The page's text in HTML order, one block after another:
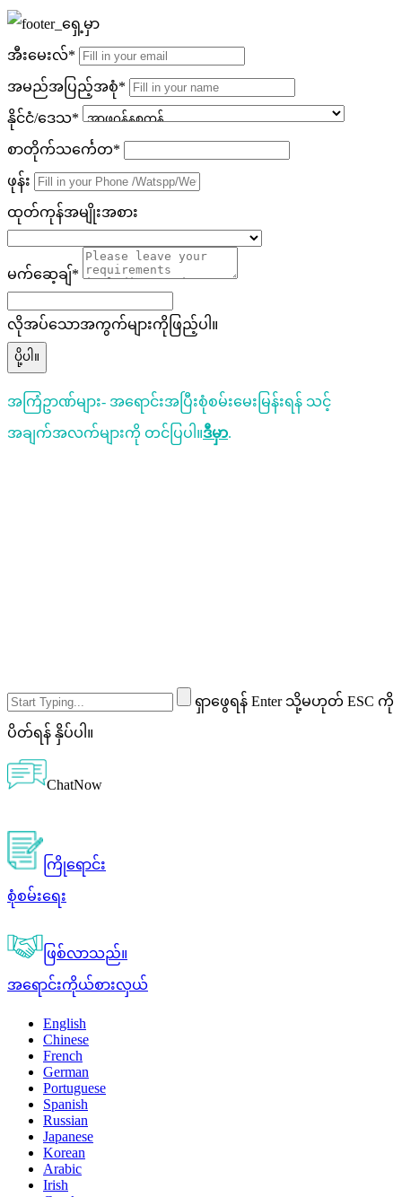
အီးမေးလ်*
အမည်အပြည့်အစုံ*
နိုင်ငံ/ဒေသ*
စာတိုက်သင်္ကေတ*
ဖုန်း
ထုတ်ကုန်အမျိုးအစား
မက်ဆေ့ချ်*
လိုအပ်သောအကွက်များကိုဖြည့်ပါ။
ပို့ပါ။
အကြံဥာဏ်များ- အရောင်းအပြီးစုံစမ်းမေးမြန်းရန် သင့်
အချက်အလက်များကို တင်ပြပါ။ဒီမှာ.
ရှာဖွေရန် Enter သို့မဟုတ် ESC ကို
ပိတ်ရန် နှိပ်ပါ။
ChatNow
ကြိုရောင်း
စုံစမ်းရေး
ဖြစ်လာသည်။
အရောင်းကိုယ်စားလှယ်
English
Chinese
French
German
Portuguese
Spanish
Russian
Japanese
Korean
Arabic
Irish